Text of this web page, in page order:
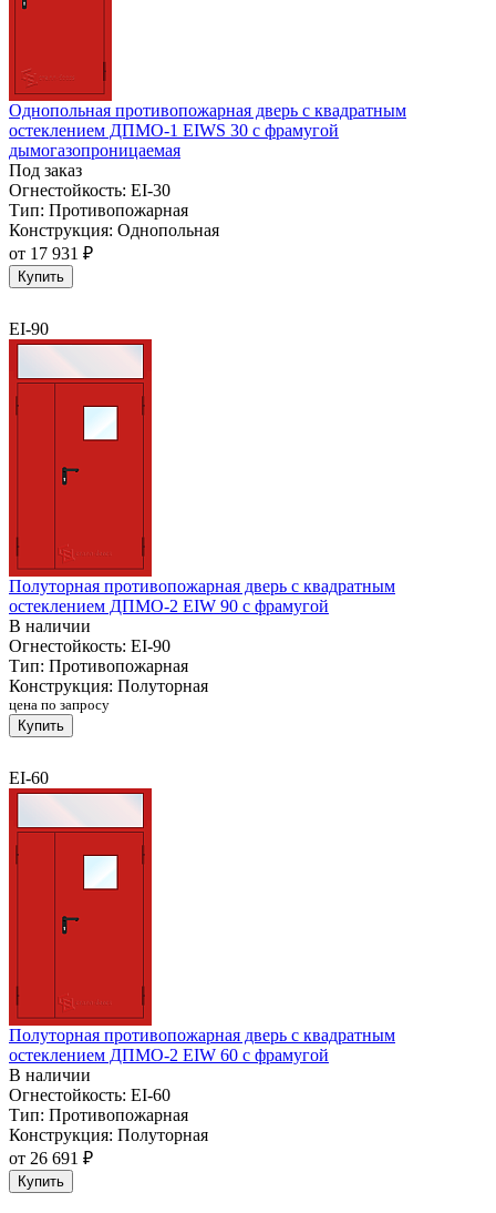
Однопольная противопожарная дверь с квадратным
остеклением ДПМО-1 EIWS 30 с фрамугой
дымогазопроницаемая
Под заказ
Огнестойкость: EI-30
Тип: Противопожарная
Конструкция: Однопольная
от 17 931 ₽
Купить
EI-90
Полуторная противопожарная дверь с квадратным
остеклением ДПМО-2 EIW 90 с фрамугой
В наличии
Огнестойкость: EI-90
Тип: Противопожарная
Конструкция: Полуторная
цена по запросу
Купить
EI-60
Полуторная противопожарная дверь с квадратным
остеклением ДПМО-2 EIW 60 с фрамугой
В наличии
Огнестойкость: EI-60
Тип: Противопожарная
Конструкция: Полуторная
от 26 691 ₽
Купить